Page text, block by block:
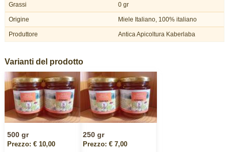
Grassi 0 gr
Origine Miele Italiano, 100% italiano
Produttore Antica Apicoltura Kaberlaba
Varianti del prodotto
500 gr
Prezzo: € 10,00
250 gr
Prezzo: € 7,00